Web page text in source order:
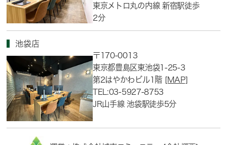
東京メトロ丸の内線 新宿駅徒歩
2分
池袋店
〒170-0013
東京都豊島区東池袋1-25-3
第2はやかわビル1階 [MAP]
TEL:03-5927-8753
JR山手線 池袋駅徒歩5分